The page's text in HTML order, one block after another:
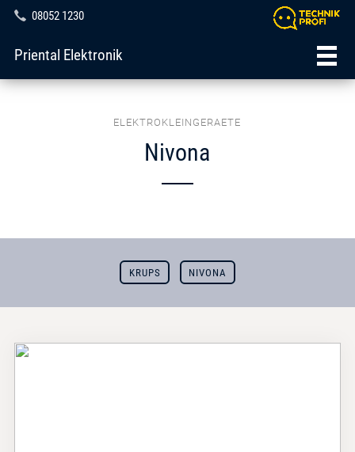
08052 1230
Priental Elektronik
ELEKTROKLEINGERAETE
Nivona
KRUPS NIVONA